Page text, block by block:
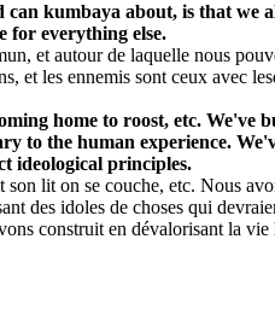
kumbaya about, is that we
for everything else.
et autour de laquelle nous
et les ennemis sont ceux avec
home to roost, etc.
to the human experience.
ideological principles.
lit on se couche, etc. Nous
des idoles de choses qui
construit en dévalorisant la